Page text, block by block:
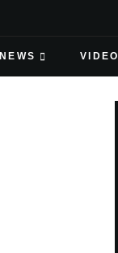
NEWS VIDEO